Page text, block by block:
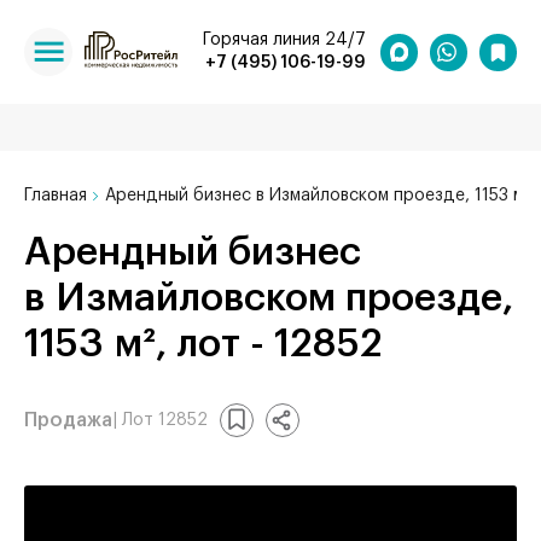
+7 (495) 106-19-99
Горячая линия 24/7
Главная Арендный бизнес в Измайловском проезде, 1153 м²
Арендный бизнес
в Измайловском проезде,
1153 м², лот - 12852
Продажа | Лот 12852